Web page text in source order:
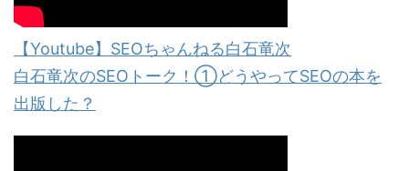
【Youtube】SEOちゃんねる白石竜次
白石竜次のSEOトーク！①どうやってSEOの本を
出版した？